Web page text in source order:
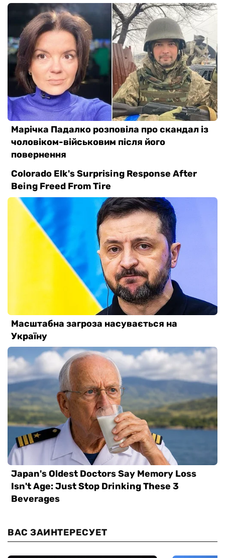
ВАС ЗАИНТЕРЕСУЕТ